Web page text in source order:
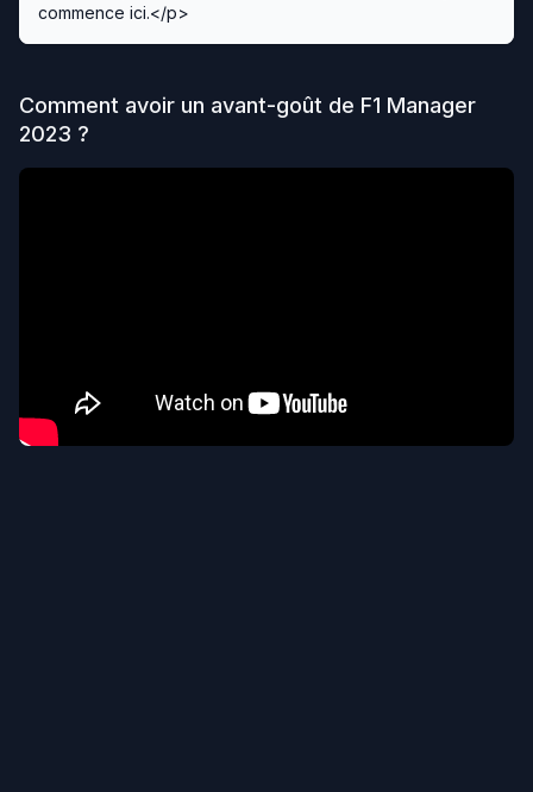
commence ici.</p>
Comment avoir un avant-goût de F1 Manager
2023 ?